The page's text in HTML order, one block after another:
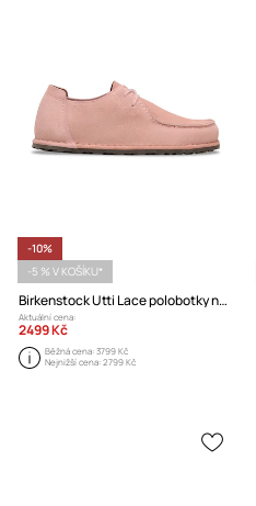
-10%
-5 % V KOŠÍKU*
Birkenstock Utti Lace polobotky na plochém podpatku dámské semišové
Aktuální cena:
2499 Kč
Běžná cena:3799 Kč
Nejnižší cena:2799 Kč